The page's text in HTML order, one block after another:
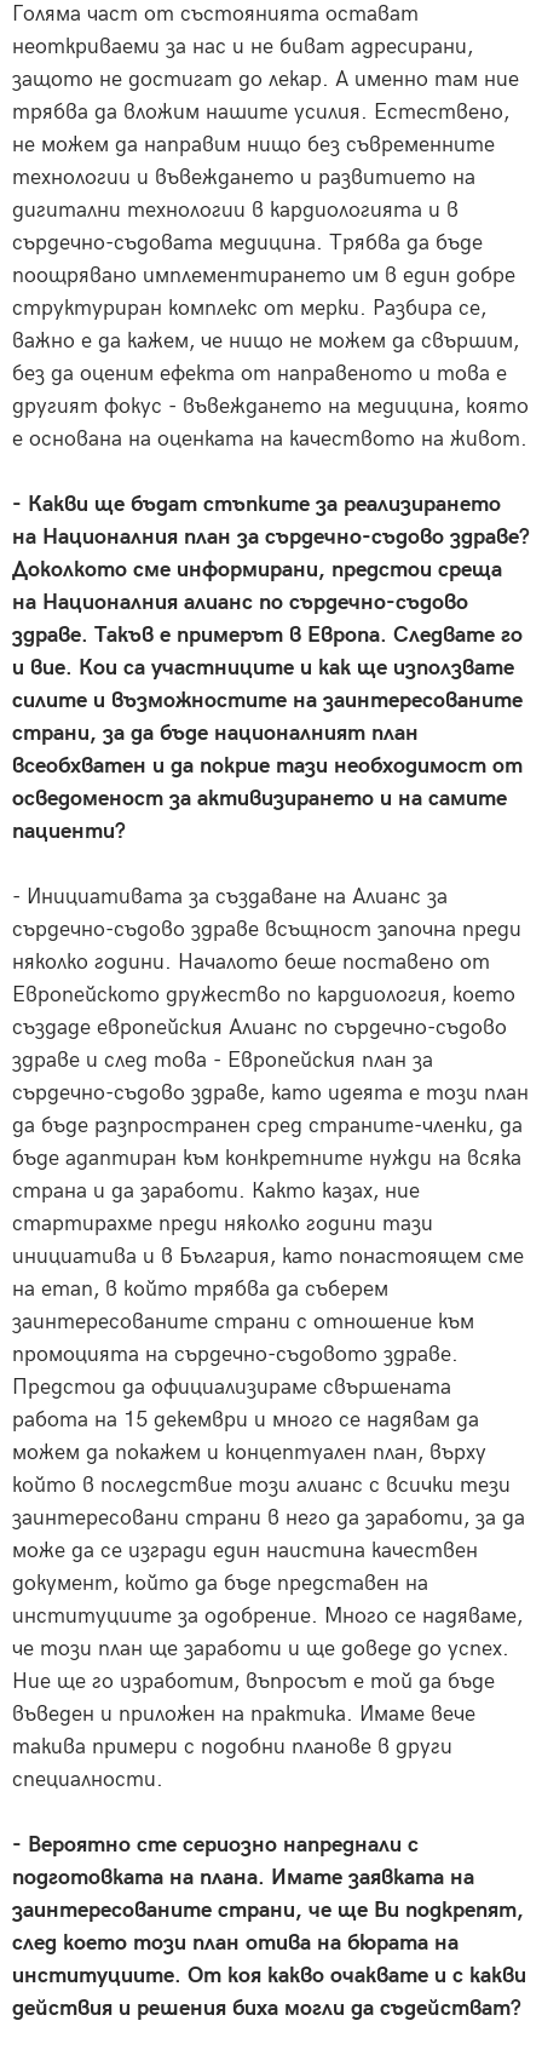
Голяма част от състоянията остават
неоткриваеми за нас и не биват адресирани,
защото не достигат до лекар. А именно там ние
трябва да вложим нашите усилия. Естествено,
не можем да направим нищо без съвременните
технологии и въвеждането и развитието на
дигитални технологии в кардиологията и в
сърдечно-съдовата медицина. Трябва да бъде
поощрявано имплементирането им в един добре
структуриран комплекс от мерки. Разбира се,
важно е да кажем, че нищо не можем да свършим,
без да оценим ефекта от направеното и това е
другият фокус - въвеждането на медицина, която
е основана на оценката на качеството на живот.
- Какви ще бъдат стъпките за реализирането
на Националния план за сърдечно-съдово здраве?
Доколкото сме информирани, предстои среща
на Националния алианс по сърдечно-съдово
здраве. Такъв е примерът в Европа. Следвате го
и вие. Кои са участниците и как ще използвате
силите и възможностите на заинтересованите
страни, за да бъде националният план
всеобхватен и да покрие тази необходимост от
осведоменост за активизирането и на самите
пациенти?
- Инициативата за създаване на Алианс за
сърдечно-съдово здраве всъщност започна преди
няколко години. Началото беше поставено от
Европейското дружество по кардиология, което
създаде европейския Алианс по сърдечно-съдово
здраве и след това - Европейския план за
сърдечно-съдово здраве, като идеята е този план
да бъде разпространен сред страните-членки, да
бъде адаптиран към конкретните нужди на всяка
страна и да заработи. Както казах, ние
стартирахме преди няколко години тази
инициатива и в България, като понастоящем сме
на етап, в който трябва да съберем
заинтересованите страни с отношение към
промоцията на сърдечно-съдовото здраве.
Предстои да официализираме свършената
работа на 15 декември и много се надявам да
можем да покажем и концептуален план, върху
който в последствие този алианс с всички тези
заинтересовани страни в него да заработи, за да
може да се изгради един наистина качествен
документ, който да бъде представен на
институциите за одобрение. Много се надяваме,
че този план ще заработи и ще доведе до успех.
Ние ще го изработим, въпросът е той да бъде
въведен и приложен на практика. Имаме вече
такива примери с подобни планове в други
специалности.
- Вероятно сте сериозно напреднали с
подготовката на плана. Имате заявката на
заинтересованите страни, че ще Ви подкрепят,
след което този план отива на бюрата на
институциите. От коя какво очаквате и с какви
действия и решения биха могли да съдействат?